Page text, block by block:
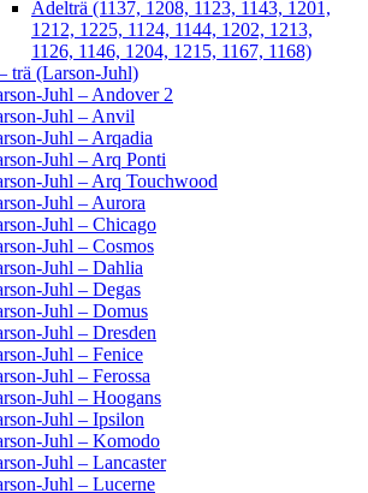
Ädelträ (1137, 1208, 1123, 1143, 1201,
1212, 1225, 1124, 1144, 1202, 1213,
1126, 1146, 1204, 1215, 1167, 1168)
trä (Larson-Juhl)
Juhl – Andover 2
Juhl – Anvil
Juhl – Arqadia
Juhl – Arq Ponti
Juhl – Arq Touchwood
Juhl – Aurora
Juhl – Chicago
Juhl – Cosmos
Juhl – Dahlia
Juhl – Degas
Juhl – Domus
Juhl – Dresden
Juhl – Fenice
Juhl – Ferossa
Juhl – Hoogans
Juhl – Ipsilon
Juhl – Komodo
Juhl – Lancaster
Juhl – Lucerne